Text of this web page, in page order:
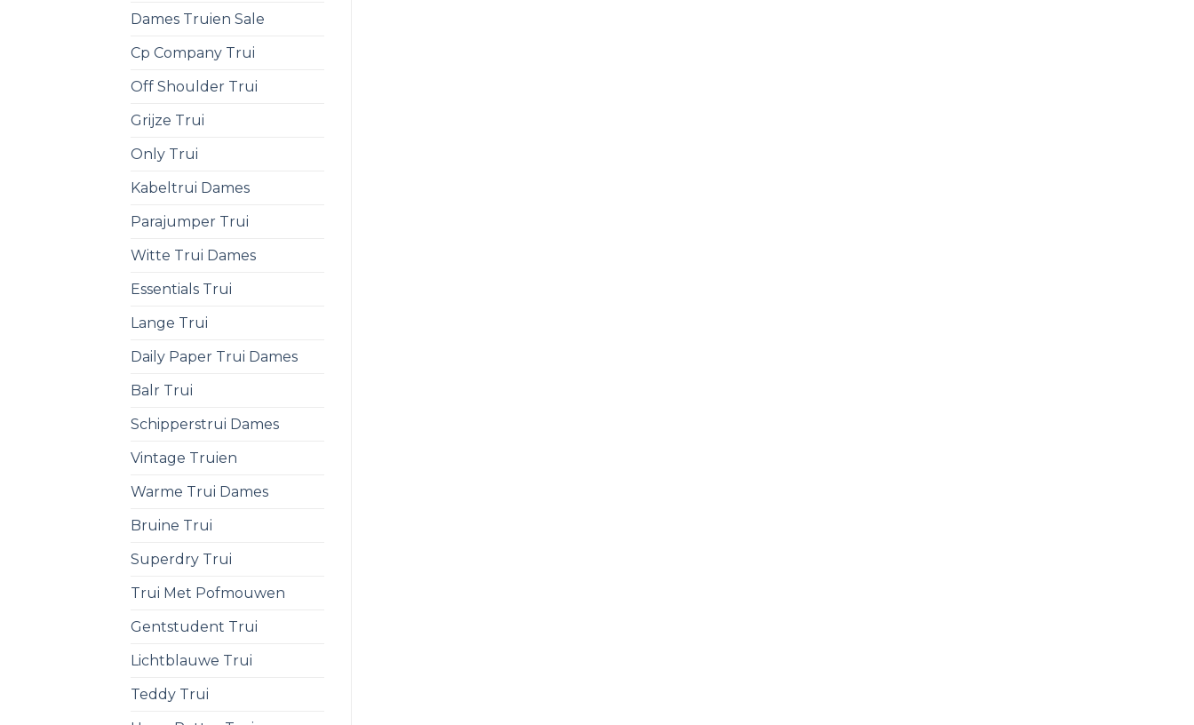
Dames Truien Sale
Cp Company Trui
Off Shoulder Trui
Grijze Trui
Only Trui
Kabeltrui Dames
Parajumper Trui
Witte Trui Dames
Essentials Trui
Lange Trui
Daily Paper Trui Dames
Balr Trui
Schipperstrui Dames
Vintage Truien
Warme Trui Dames
Bruine Trui
Superdry Trui
Trui Met Pofmouwen
Gentstudent Trui
Lichtblauwe Trui
Teddy Trui